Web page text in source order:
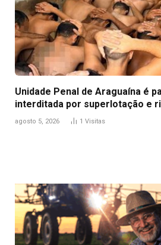
Unidade Penal de Araguaína é
interditada por superlotação e
agosto 5, 2026 1 Visitas